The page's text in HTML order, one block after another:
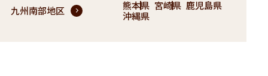
九州南部地区 熊本県 宮崎県 鹿児島県
沖縄県